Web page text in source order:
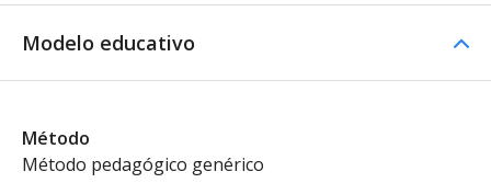
Modelo educativo
Método
Método pedagógico genérico